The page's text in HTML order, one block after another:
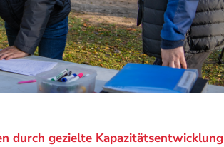
durch gezielte Kapazitätsentwicklung